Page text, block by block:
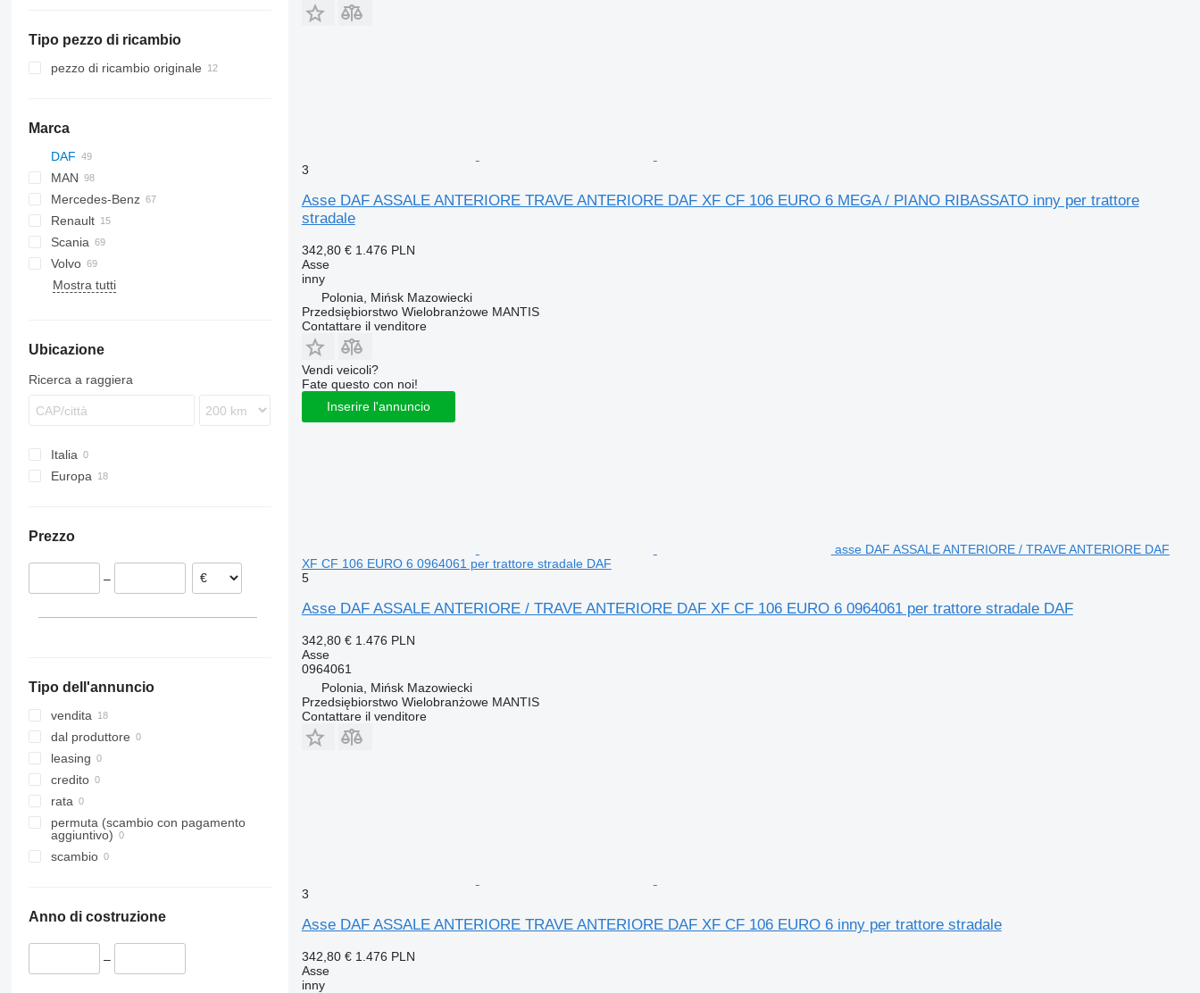
Tipo pezzo di ricambio
pezzo di ricambio originale
Marca
DAF
CF
CF 65
CF 75
CF 85
LF
LF 45
LF 55
XF
XF 105
XF 106
XF 106 480
XF 460
Transit
Stralis
Trakker
MAN
F90
L2000
LE
TGA
TGL
TGX
Mercedes-Benz
A-Class
Actros
Antos
Arocs
Econic
Atleon
Renault
Magnum
Premium
T-series
Scania
G-series
P-series
Volvo
FH
FMX
Mostra tutti
Ubicazione
Ricerca a raggiera
Italia
Europa
Prezzo
–
Tipo dell'annuncio
vendita
dal produttore
leasing
credito
rata
permuta (scambio con pagamento
aggiuntivo)
scambio
Anno di costruzione
–
3
Asse DAF ASSALE ANTERIORE TRAVE ANTERIORE DAF XF CF 106 EURO 6 MEGA / PIANO RIBASSATO inny per trattore
stradale
342,80 € 1.476 PLN
Asse
inny
Polonia, Mińsk Mazowiecki
Przedsiębiorstwo Wielobranżowe MANTIS
Contattare il venditore
Vendi veicoli?
Fate questo con noi!
Inserire l'annuncio
asse DAF ASSALE ANTERIORE / TRAVE ANTERIORE DAF
XF CF 106 EURO 6 0964061 per trattore stradale DAF
5
Asse DAF ASSALE ANTERIORE / TRAVE ANTERIORE DAF XF CF 106 EURO 6 0964061 per trattore stradale DAF
342,80 € 1.476 PLN
Asse
0964061
Polonia, Mińsk Mazowiecki
Przedsiębiorstwo Wielobranżowe MANTIS
Contattare il venditore
3
Asse DAF ASSALE ANTERIORE TRAVE ANTERIORE DAF XF CF 106 EURO 6 inny per trattore stradale
342,80 € 1.476 PLN
Asse
inny